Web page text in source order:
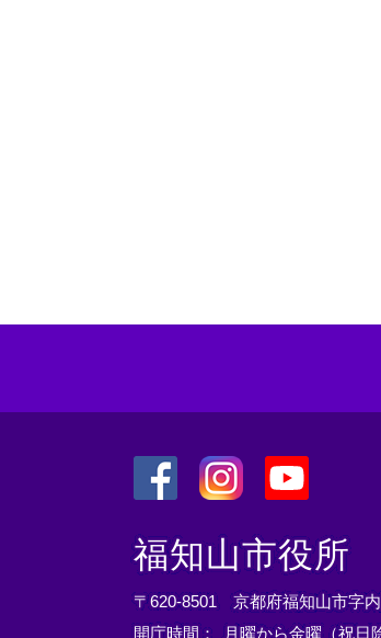
外
部
リ
ン
外
部
リ
ン
外
部
リ
ン
福知山市役所
〒620-8501 京都府福知山市字
開庁時間： 月曜から金曜（祝日